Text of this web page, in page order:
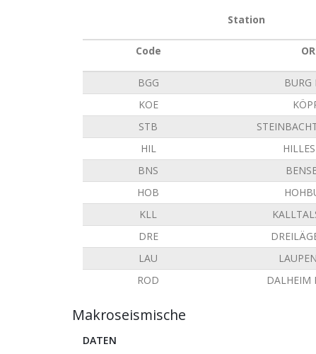
Station
Code
BGG BURG
KOE
STB
HIL
BNS
HOB
KLL
DRE
LAU
ROD
DALHEIM
Makroseismische
DATEN